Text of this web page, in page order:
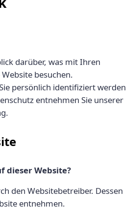
darüber, was mit Ihren
besuchen.
persönlich identifiziert werden
entnehmen Sie unserer
dieser Website?
den Websitebetreiber. Dessen
entnehmen.